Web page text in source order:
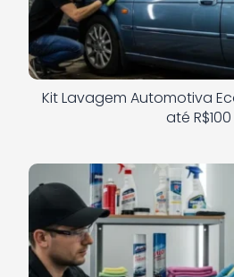
Kit Lavagem Automotiva
até R$100